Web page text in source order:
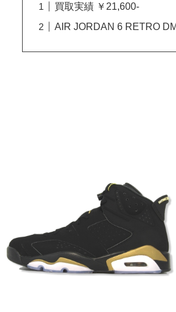
買取実績 ￥21,600-
AIR JORDAN 6 RETRO